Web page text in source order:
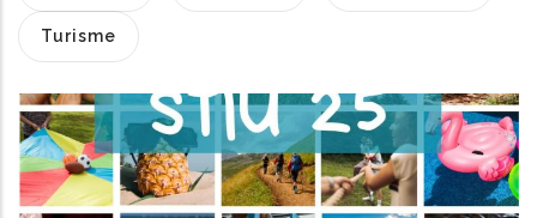
Turisme
L' STIU25! El Recull D’activitats